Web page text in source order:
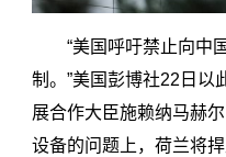
“美国呼吁禁止向中
制。”美国彭博社22日以
展合作大臣施赖纳马赫
设备的问题上，荷兰将